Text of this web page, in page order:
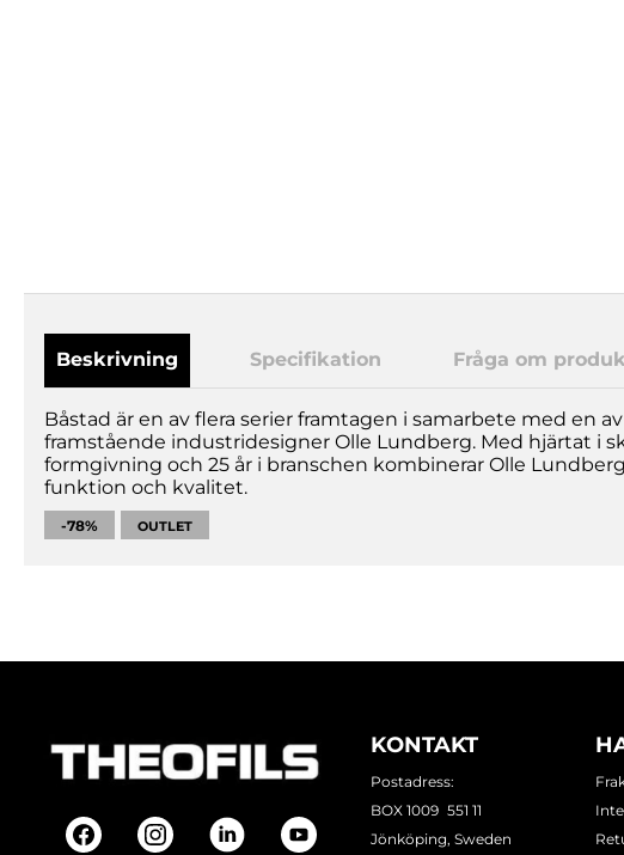
Beskrivning Specifikation Fråga om
Båstad är en av flera serier framtagen i samarbete med en
framstående industridesigner Olle Lundberg. Med hjärtat i
formgivning och 25 år i branschen kombinerar Olle
funktion och kvalitet.
-78% OUTLET
KONTAKT
Postadress:
BOX 1009 551 11
Jönköping, Sweden